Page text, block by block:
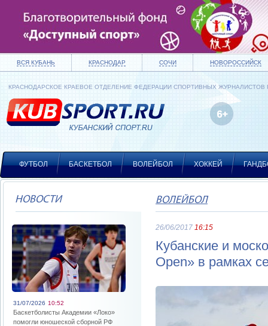
ВСЯ КУБАНЬ КРАСНОДАР СОЧИ НОВОРОССИЙСК
КРАСНОДАРСКОЕ КРАЕВОЕ ОТДЕЛЕНИЕ ФЕДЕРАЦИИ СПОРТИВНЫХ ЖУРНАЛИСТОВ
ФУТБОЛ БАСКЕТБОЛ ВОЛЕЙБОЛ ХОККЕЙ
НОВОСТИ
31/07/2026 10:52
Баскетболисты Академии «Локо»
помогли юношеской сборной РФ
ВОЛЕЙБОЛ
26/06/2017 16:15
Кубанские и
Open» в рамках